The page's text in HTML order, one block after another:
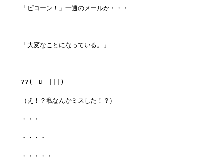
「ピコーン！」一通のメールが・・・
「大変なことになっている。」
??(￣ﾛ￣|||)
（え！？私なんかミスした！？）
・・・
・・・・
・・・・・